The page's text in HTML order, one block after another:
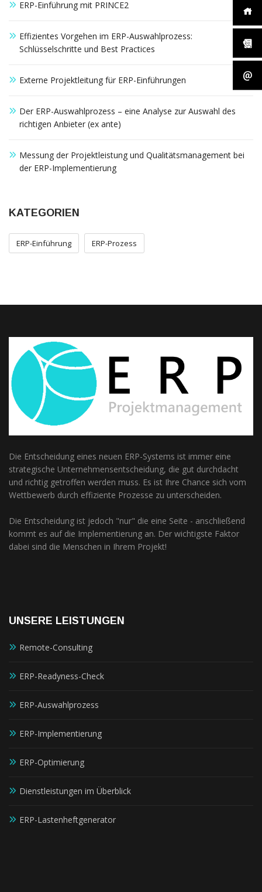
ERP-Einführung mit PRINCE2
Effizientes Vorgehen im ERP-Auswahlprozess:
Schlüsselschritte und Best Practices
Externe Projektleitung für ERP-Einführungen
Der ERP-Auswahlprozess – eine Analyse zur Auswahl des
richtigen Anbieter (ex ante)
Messung der Projektleistung und Qualitätsmanagement bei
der ERP-Implementierung
KATEGORIEN
ERP-Einführung ERP-Prozess
Die Entscheidung eines neuen ERP-Systems ist immer eine
strategische Unternehmensentscheidung, die gut durchdacht
und richtig getroffen werden muss. Es ist Ihre Chance sich vom
Wettbewerb durch effiziente Prozesse zu unterscheiden.
Die Entscheidung ist jedoch "nur" die eine Seite - anschließend
kommt es auf die Implementierung an. Der wichtigste Faktor
dabei sind die Menschen in Ihrem Projekt!
UNSERE LEISTUNGEN
Remote-Consulting
ERP-Readyness-Check
ERP-Auswahlprozess
ERP-Implementierung
ERP-Optimierung
Dienstleistungen im Überblick
ERP-Lastenheftgenerator
Websites, indem
folgen können.
Dabei werden auch
z. B. Facebook oder
(pseudonymisierte)
Daten Ihres
weitergegeben und
von ihnen